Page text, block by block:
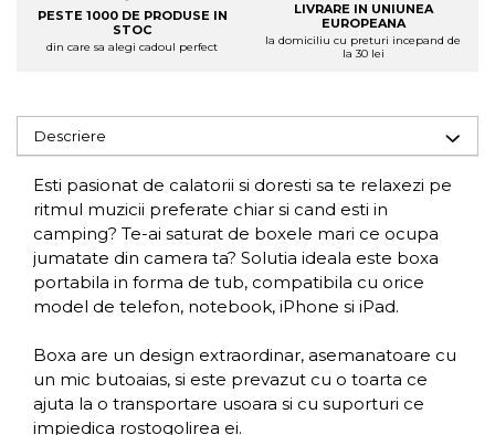
PESTE 1000 DE PRODUSE IN
STOC
din care sa alegi cadoul perfect
LIVRARE IN UNIUNEA
EUROPEANA
la domiciliu cu preturi incepand de
la 30 lei
Descriere
Esti pasionat de calatorii si doresti sa te relaxezi pe
ritmul muzicii preferate chiar si cand esti in
camping? Te-ai saturat de boxele mari ce ocupa
jumatate din camera ta? Solutia ideala este boxa
portabila in forma de tub, compatibila cu orice
model de telefon, notebook, iPhone si iPad.
Boxa are un design extraordinar, asemanatoare cu
un mic butoaias, si este prevazut cu o toarta ce
ajuta la o transportare usoara si cu suporturi ce
impiedica rostogolirea ei.